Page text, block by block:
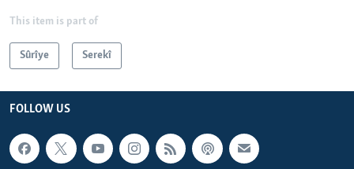
This item is part of
Sûrîye Serekî
FOLLOW US